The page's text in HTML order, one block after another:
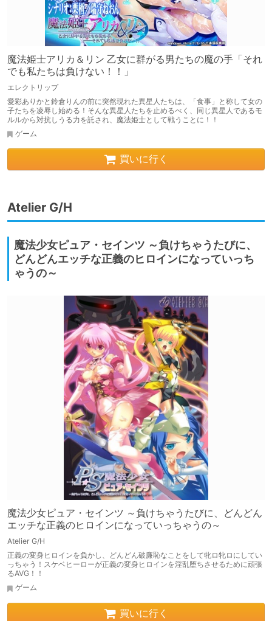
魔法姫士アリカ＆リン 乙女に群がる男たちの魔の手「それ
でも私たちは負けない！！」
エレクトリップ
愛彩ありかと鈴倉りんの前に突然現れた異星人たちは、「食事」と称して女の
子たちを凌辱し始める！そんな異星人たちを止めるべく、同じ異星人であるモ
ルルから対抗しうる力を託され、魔法姫士として戦うことに！！
ゲーム
買いに行く
Atelier G/H
魔法少女ピュア・セインツ ～負けちゃうたびに、
どんどんエッチな正義のヒロインになっていっち
ゃうの～
魔法少女ピュア・セインツ ～負けちゃうたびに、どんどん
エッチな正義のヒロインになっていっちゃうの～
Atelier G/H
正義の変身ヒロインを負かし、どんどん破廉恥なことをして牝ロ牝ロにしてい
っちゃう！スケベヒーローが正義の変身ヒロインを淫乱堕ちさせるために頑張
るAVG！！
ゲーム
買いに行く